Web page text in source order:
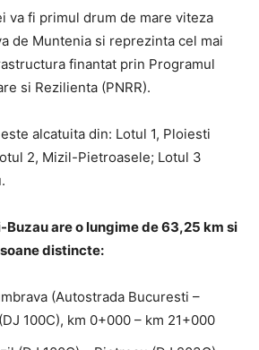
va fi primul drum de mare viteza
de Muntenia si reprezinta cel mai
finantat prin Programul
si Rezilienta (PNRR).
alcatuita din: Lotul 1, Ploiesti
2, Mizil-Pietroasele; Lotul 3
are o lungime de 63,25 km si
distincte:
(Autostrada Bucuresti –
100C), km 0+000 – km 21+000